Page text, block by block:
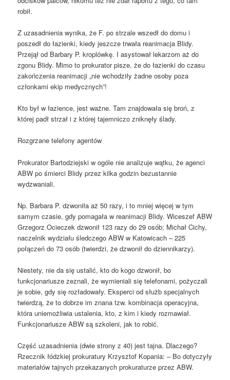
robił.
Z uzasadnienia wynika, że F. po strzale wszedł do domu i
poszedł do łazienki, kiedy jeszcze trwała reanimacja Blidy.
Przejął od Barbary P. kroplówkę. I asystował lekarzom aż do
zgonu Blidy. Mimo to prokurator pisze, że do łazienki do czasu
zakończenia reanimacji „nie wchodziły żadne osoby poza
członkami ekip medycznych”!
Kto był w łazience, jest ważne. Tam znajdowała się broń, z
której padł strzał i z której tajemniczo zniknęły ślady.
Rozgrzane telefony agentów
Prokurator Bartodziejski w ogóle nie analizuje wątku, że agenci
ABW po śmierci Blidy przez kilka godzin bezustannie
wydzwaniali.
Np. Barbara P. dzwoniła aż 50 razy, i to mniej więcej w tym
samym czasie, gdy pomagała w reanimacji Blidy. Wiceszef ABW
Grzegorz Ocieczek dzwonił 123 razy do 29 osób; Michał Cichy,
naczelnik wydziału śledczego ABW w Katowicach – 225
połączeń do 73 osób (twierdzi, że dzwonił do dziennikarzy).
Niestety, nie da się ustalić, kto do kogo dzwonił, bo
funkcjonariusze zeznali, że wymieniali się telefonami, pożyczali
je sobie, gdy się rozładowały. Eksperci od służb specjalnych
twierdzą, że to dobrze im znana tzw. kombinacja operacyjna,
która uniemożliwia ustalenia, kto, z kim i kiedy rozmawiał.
Funkcjonariusze ABW są szkoleni, jak to robić.
Część uzasadnienia (dwie strony z 40) jest tajna. Dlaczego?
Rzecznik łódzkiej prokuratury Krzysztof Kopania: – Bo dotyczyły
materiałów tajnych przekazanych prokuraturze przez ABW.